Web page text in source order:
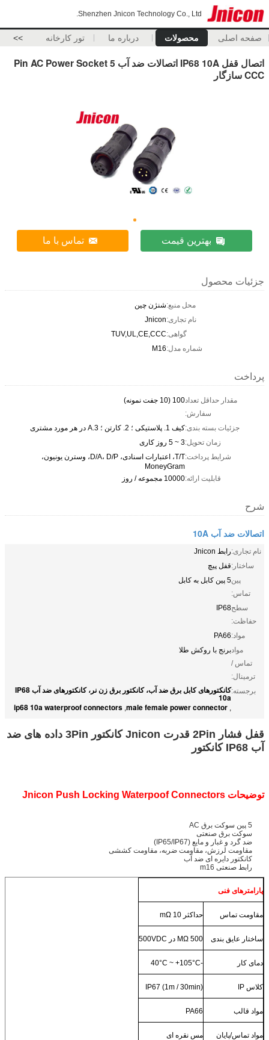
Shenzhen Jnicon Technology Co., Ltd.
صفحه اصلی محصولات درباره ما تور کارخانه >>
اتصال قفل IP68 10A اتصالات ضد آب 5 Pin AC Power Socket
CCC سازگار
بهترین قیمت تماس با ما
جزئیات محصول
محل منبع:شنژن چین
نام تجاری:Jnicon
گواهی:TUV,UL,CE,CCC
شماره مدل:M16
پرداخت
مقدار حداقل تعداد
سفارش:
100 (10 جفت نمونه)
جزئیات بسته بندی:کیف 1. پلاستیکی ؛ 2. کارتن ؛ 3.A در هر مورد مشتری
زمان تحویل:3 ~ 5 روز کاری
شرایط پرداخت:
T/T، اعتبارات اسنادی، D/A، D/P، وسترن یونیون،
MoneyGram
قابلیت ارائه:10000 مجموعه / روز
شرح
اتصالات ضد آب 10A
نام تجاری:رابط Jnicon
ساختار:قفل پیچ
پین
تماس:
5 پین کابل به کابل
سطح
حفاظت:
IP68
مواد:PA66
مواد
تماس /
ترمینال:
برنج با روکش طلا
برجسته: کانکتورهای کابل برق ضد آب، کانکتور برق زن نر، کانکتورهای ضد آب IP68
10a
,
male female power connector
,
ip68 10a waterproof connectors
قفل فشار 2Pin قدرت Jnicon کانکتور 3Pin داده های ضد
آب IP68 کانکتور
توضیحات Jnicon Push Locking Waterpoof Connectors
5 پین سوکت برق AC
سوکت برق صنعتی
ضد گرد و غبار و مایع (IP65/IP67)
مقاومت لرزش، مقاومت ضربه، مقاومت کششی
کانکتور دایره ای ضد آب
رابط صنعتی m16
پارامترهای فنی
مقاومت تماس حداکثر 10 mΩ
ساختار عایق بندی 500 MΩ در 500VDC
دمای کار -40°C ~ +105°C
کلاس IP IP67 (1m / 30min)
مواد قالب PA66
مواد تماس/پایان مس نقره ای